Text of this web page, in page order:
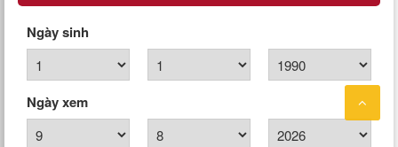
Ngày sinh
Ngày xem